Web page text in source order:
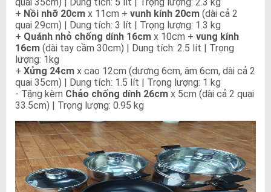
+ Nồi nhỡ 20cm x 11cm + vunh kính 20cm (dài cả 2
quai 29cm) | Dung tích: 3 lít | Trọng lượng: 1.3 kg
+ Quánh nhỏ chống dính 16cm x 10cm + vung kính
16cm (dài tay cầm 30cm) | Dung tích: 2.5 lít | Trọng
lượng: 1kg
+ Xửng 24cm x cao 12cm (dương 6cm, âm 6cm, dài cả 2
quai 35cm) | Dung tích: 1.5 lít | Trọng lượng: 1 kg
- Tặng kèm Chảo chống dính 26cm x 5cm (dài cả 2 quai
33.5cm) | Trọng lượng: 0.95 kg